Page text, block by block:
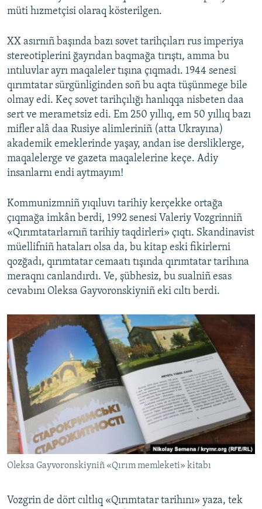
müti hızmetçisi olaraq kösterilgen.
XX asırnıñ başında bazı sovet tarihçıları rus imperiya
stereotiplerini ğayrıdan baqmağa tırıştı, amma bu
ıntıluvlar ayrı maqaleler tışına çıqmadı. 1944 senesi
qırımtatar sürgünliginden soñ bu aqta tüşünmege bile
olmay edi. Keç sovet tarihçılığı hanlıqqa nisbeten daa
sert ve merametsiz edi. Em 250 yıllıq, em 50 yıllıq bazı
mifler alâ daa Rusiye alimleriniñ (atta Ukrayına)
akademik emeklerinde yaşay, andan ise dersliklerge,
maqalelerge ve gazeta maqalelerine keçe. Adiy
insanlarnı endi aytmayım!
Kommunizmniñ yıqıluvı tarihiy kerçekke ortağa
çıqmağa imkân berdi, 1992 senesi Valeriy Vozgrinniñ
«Qırımtatarlarnıñ tarihiy taqdirleri» çıqtı. Skandinavist
müellifniñ hataları olsa da, bu kitap eski fikirlerni
qozğadı, qırımtatar cemaatı tışında qırımtatar tarihına
meraqnı canlandırdı. Ve, şübhesiz, bu sualniñ esas
cevabını Oleksa Gayvoronskiyniñ eki cıltı berdi.
Oleksa Gayvoronskiyniñ «Qırım memleketi» kitabı
Vozgrin de dört cıltlıq «Qırımtatar tarihını» yaza, tek